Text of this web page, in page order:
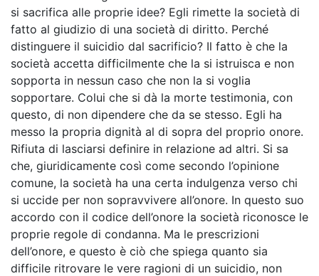
si sacrifica alle proprie idee? Egli rimette la società di
fatto al giudizio di una società di diritto. Perché
distinguere il suicidio dal sacrificio? Il fatto è che la
società accetta difficilmente che la si istruisca e non
sopporta in nessun caso che non la si voglia
sopportare. Colui che si dà la morte testimonia, con
questo, di non dipendere che da se stesso. Egli ha
messo la propria dignità al di sopra del proprio onore.
Rifiuta di lasciarsi definire in relazione ad altri. Si sa
che, giuridicamente così come secondo l’opinione
comune, la società ha una certa indulgenza verso chi
si uccide per non sopravvivere all’onore. In questo suo
accordo con il codice dell’onore la società riconosce le
proprie regole di condanna. Ma le prescrizioni
dell’onore, e questo è ciò che spiega quanto sia
difficile ritrovare le vere ragioni di un suicidio, non